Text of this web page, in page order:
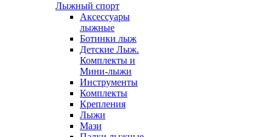
Лыжный спорт
Аксессуары
лыжные
Ботинки лыж
Детские Лыж.
Комплекты и
Мини-лыжи
Инструменты
Комплекты
Крепления
Лыжи
Мази